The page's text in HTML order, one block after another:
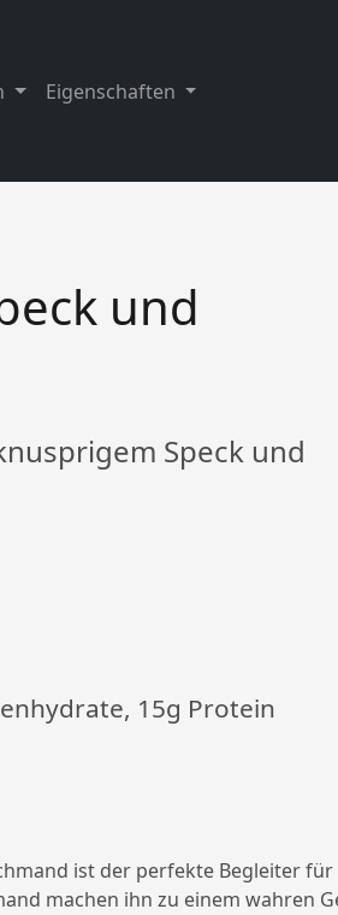
Eigenschaften
und
Speck und
15g Protein
ist der perfekte Begleiter
machen ihn zu einem wahren